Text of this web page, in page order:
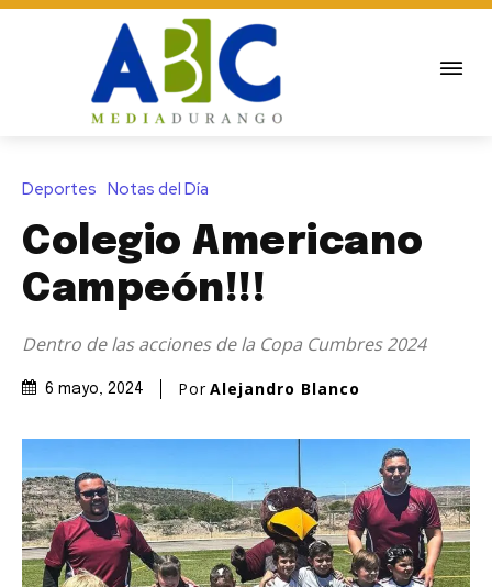
Deportes Notas del Día
Colegio Americano
Campeón!!!
Dentro de las acciones de la Copa Cumbres 2024
6 mayo, 2024 PorAlejandro Blanco